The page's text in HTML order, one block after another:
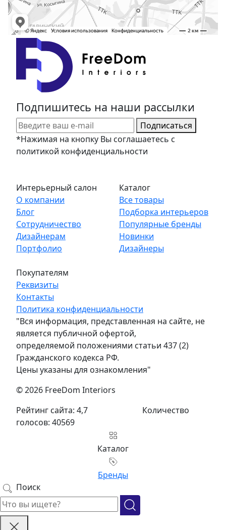
Интерьерный салон
О компании
Блог
Сотрудничество
Дизайнерам
Портфолио
Каталог
Все товары
Подборка интерьеров
Популярные бренды
Новинки
Дизайнеры
Покупателям
Реквизиты
Контакты
Подпишитесь на наши рассылки
Подписаться
*Нажимая на кнопку Вы соглашаетесь с
политикой конфиденциальности
Политика конфиденциальности
"Вся информация, представленная на сайте, не
является публичной офертой,
определяемой положениями статьи 437 (2)
Гражданского кодекса РФ.
Цены указаны для ознакомления"
© 2026 FreeDom Interiors
Рейтинг сайта: 4,7
Количество
голосов: 40569
Каталог
Бренды
Поиск